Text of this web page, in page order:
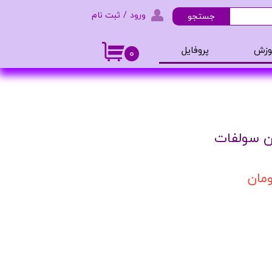
۰
ورود / ثبت نام
تغییر گذر واژه
و ادکلن
پروفایل
جستجو
سولفات